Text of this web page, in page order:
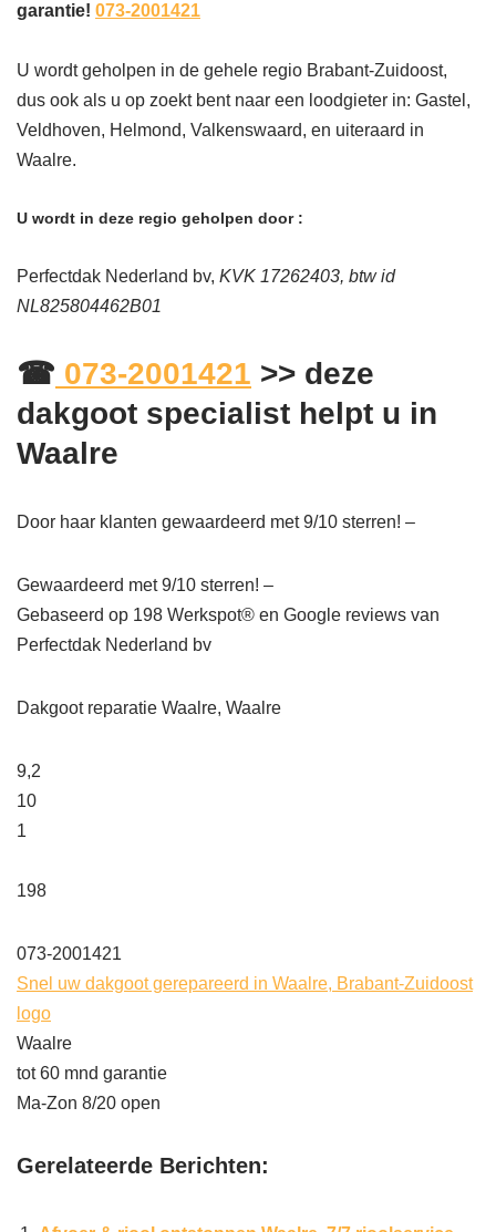
garantie! 073-2001421
U wordt geholpen in de gehele regio Brabant-Zuidoost,
dus ook als u op zoekt bent naar een loodgieter in: Gastel,
Veldhoven, Helmond, Valkenswaard, en uiteraard in
Waalre.
U wordt in deze regio geholpen door :
Perfectdak Nederland bv, KVK 17262403, btw id
NL825804462B01
☎ 073-2001421 >> deze
dakgoot specialist helpt u in
Waalre
Door haar klanten gewaardeerd met 9/10 sterren! –
Gewaardeerd met 9/10 sterren! –
Gebaseerd op 198 Werkspot® en Google reviews van
Perfectdak Nederland bv
Dakgoot reparatie Waalre, Waalre
9,2
10
1
198
073-2001421
Snel uw dakgoot gerepareerd in Waalre, Brabant-Zuidoost
logo
Waalre
tot 60 mnd garantie
Ma-Zon 8/20 open
Gerelateerde Berichten: